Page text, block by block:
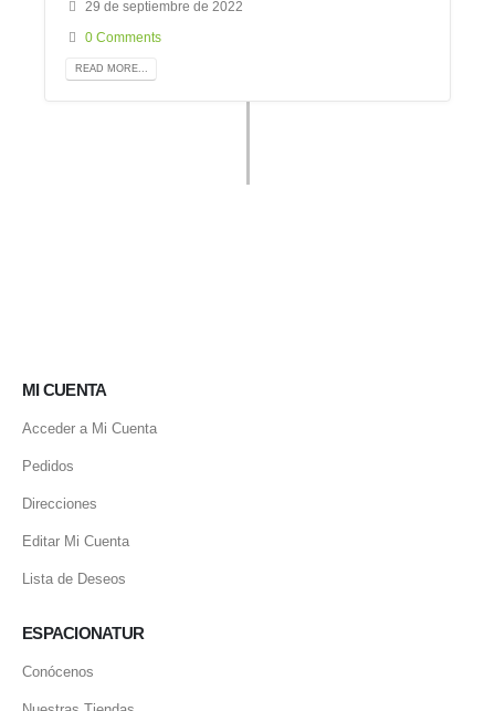
29 de septiembre de 2022
0 Comments
READ MORE...
MI CUENTA
Acceder a Mi Cuenta
Pedidos
Direcciones
Editar Mi Cuenta
Lista de Deseos
ESPACIONATUR
Conócenos